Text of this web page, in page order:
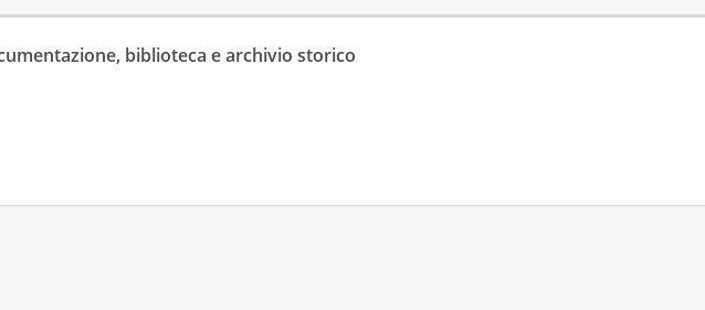
biblioteca e archivio storico